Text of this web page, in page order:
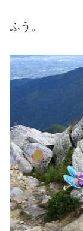
ふう。